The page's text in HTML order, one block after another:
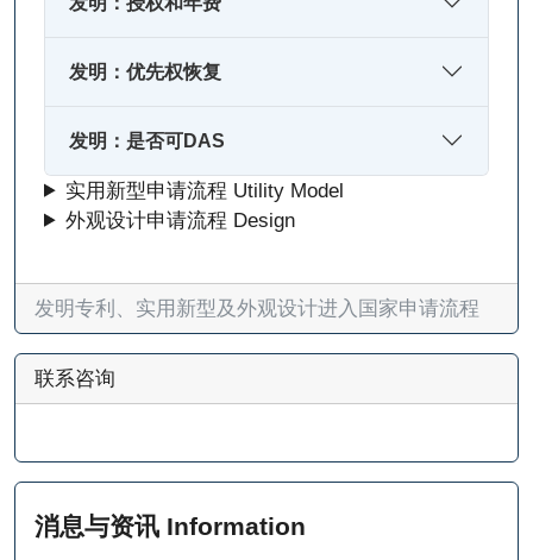
发明：优先权恢复
发明：是否可DAS
实用新型申请流程 Utility Model
外观设计申请流程 Design
发明专利、实用新型及外观设计进入国家申请流程
联系咨询
消息与资讯 Information